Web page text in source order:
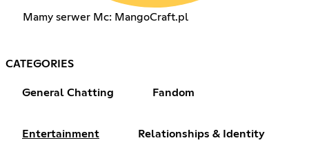
Mamy serwer Mc: MangoCraft.pl
CATEGORIES
General Chatting Fandom
Entertainment Relationships & Identity